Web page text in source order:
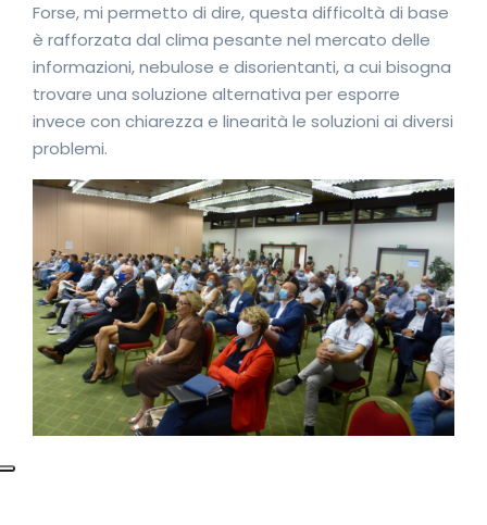
Forse, mi permetto di dire, questa difficoltà di base
è rafforzata dal clima pesante nel mercato delle
informazioni, nebulose e disorientanti, a cui bisogna
trovare una soluzione alternativa per esporre
invece con chiarezza e linearità le soluzioni ai diversi
problemi.